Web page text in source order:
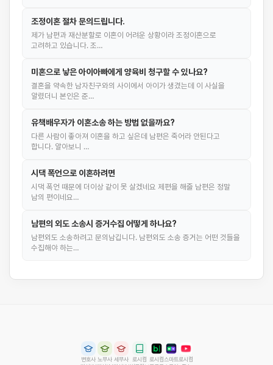
조정이혼 절차 문의드립니다.
제가 남편과 재산분할로 이혼이 어려운 상황이라 조정이혼으로
고려하고 있습니다. 조…
미혼으로 낳은 아이아빠에게 양육비 청구할 수 있나요?
결혼을 약속한 남자친구와의 사이에서 아이가 생겼는데 이 사실을
알렸더니 본인은 준…
유책배우자가 이혼소송 하는 방법 없을까요?
다른 사람이 좋아져 이혼을 하고 싶은데 남편은 죽어라 안된다고
합니다. 알아보니 …
시댁 폭언으로 이혼하려면
시댁 폭언 때문에 더이상 같이 못 살겠네요 제편을 해줄 남편은 정말
남의 편이네요…
남편의 외도 소송시 증거수집 어떻게 하나요?
남편외도 소송하려고 문의남깁니다. 남편외도 소송 증거는 어떤 것들을
수집해야 하는…
변호사 노무사 세무사
로시컴 로시컴스마트로시컴